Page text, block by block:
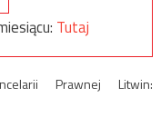
Tutaj
Prawnej Litwin: